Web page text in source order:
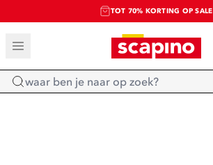
TOT 70% KORTING OP SALE
SALE: LAATSTE KANS!
SHOP NIEUW
Home